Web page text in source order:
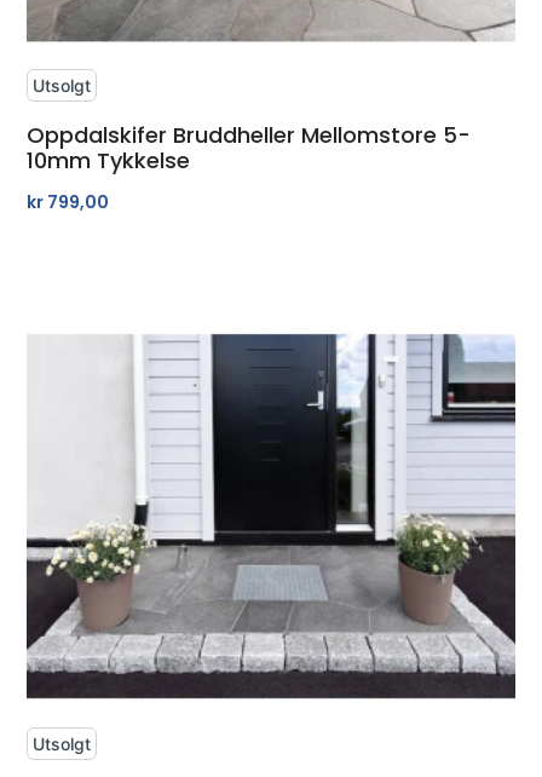
Oppdalskifer Bruddheller Mellomstore 5-
10mm Tykkelse
kr 799,00
Utsolgt
Utsolgt